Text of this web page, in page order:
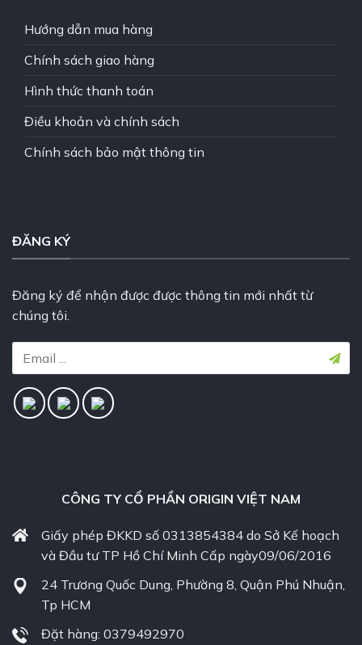
Hướng dẫn mua hàng
Chính sách giao hàng
Hình thức thanh toán
Điều khoản và chính sách
Chính sách bảo mật thông tin
ĐĂNG KÝ
Đăng ký để nhận được được thông tin mới nhất từ
chúng tôi.
CÔNG TY CỔ PHẦN ORIGIN VIỆT NAM
Giấy phép ĐKKD số 0313854384 do Sở Kế hoạch
và Đầu tư TP Hồ Chí Minh Cấp ngày09/06/2016
24 Trương Quốc Dung, Phường 8, Quận Phú Nhuận,
Tp HCM
Đặt hàng: 0379492970